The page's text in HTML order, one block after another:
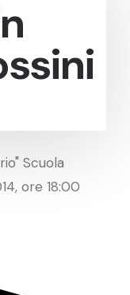
Scuola
ore 18:00